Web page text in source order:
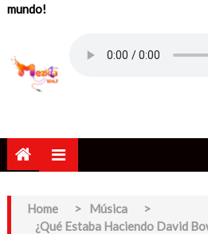
mundo!
Home > Música
>
¿Qué Estaba Haciendo David